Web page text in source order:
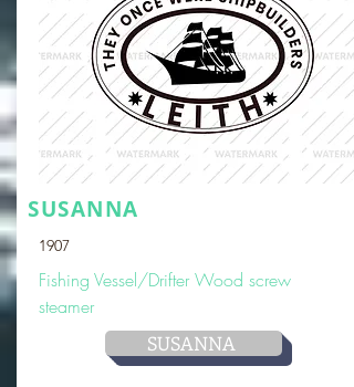
SUSANNA
1907
Fishing Vessel/Drifter Wood screw
steamer
SUSANNA